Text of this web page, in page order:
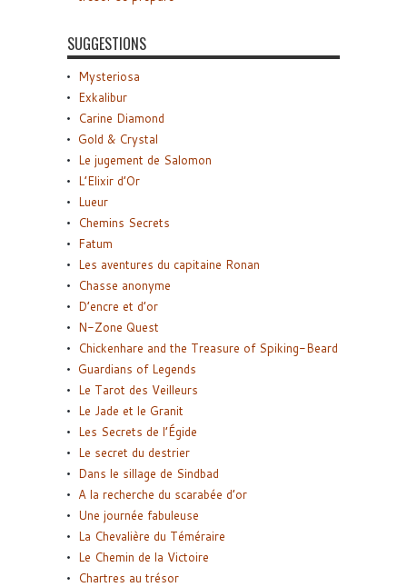
SUGGESTIONS
Mysteriosa
Exkalibur
Carine Diamond
Gold & Crystal
Le jugement de Salomon
L’Elixir d’Or
Lueur
Chemins Secrets
Fatum
Les aventures du capitaine Ronan
Chasse anonyme
D’encre et d’or
N-Zone Quest
Chickenhare and the Treasure of Spiking-Beard
Guardians of Legends
Le Tarot des Veilleurs
Le Jade et le Granit
Les Secrets de l’Égide
Le secret du destrier
Dans le sillage de Sindbad
A la recherche du scarabée d’or
Une journée fabuleuse
La Chevalière du Téméraire
Le Chemin de la Victoire
Chartres au trésor